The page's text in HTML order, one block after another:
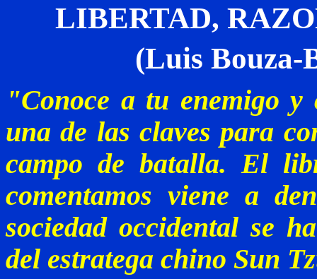
LIBERTAD,
(Luis Bouza-
"Conoce a tu enemigo
una de las claves para
campo de batalla. El
comentamos viene a
sociedad occidental se
del estratega chino Sun